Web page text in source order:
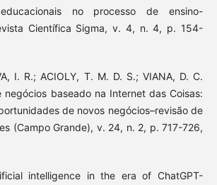
no processo de ensino-
Científica Sigma, v. 4, n. 4, p. 154-
I. R.; ACIOLY, T. M. D. S.; VIANA, D. C.
negócios baseado na Internet das Coisas:
de novos negócios–revisão de
(Campo Grande), v. 24, n. 2, p. 717-726,
intelligence in the era of ChatGPT-